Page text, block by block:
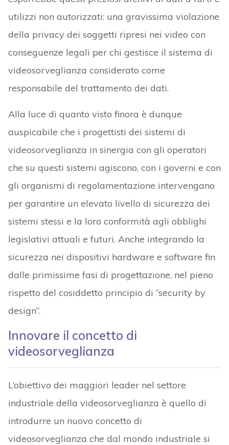
utilizzi non autorizzati: una gravissima violazione
della privacy dei soggetti ripresi nei video con
conseguenze legali per chi gestisce il sistema di
videosorveglianza considerato come
responsabile del trattamento dei dati.
Alla luce di quanto visto finora è dunque
auspicabile che i progettisti dei sistemi di
videosorveglianza in sinergia con gli operatori
che su questi sistemi agiscono, con i governi e con
gli organismi di regolamentazione intervengano
per garantire un elevato livello di sicurezza dei
sistemi stessi e la loro conformità agli obblighi
legislativi attuali e futuri. Anche integrando la
sicurezza nei dispositivi hardware e software fin
dalle primissime fasi di progettazione, nel pieno
rispetto del cosiddetto principio di “security by
design”.
Innovare il concetto di
videosorveglianza
L’obiettivo dei maggiori leader nel settore
industriale della videosorveglianza è quello di
introdurre un nuovo concetto di
videosorveglianza che dal mondo industriale si